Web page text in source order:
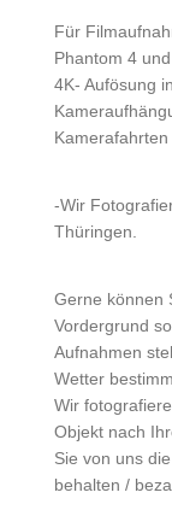
Für
Phantom 4
4K- Aufösung
Kamerafahrten
-Wir
Thüringen.
Gerne können
Vordergrund
Aufnahmen
Wetter
Wir
Objekt nach
Sie von uns
behalten /